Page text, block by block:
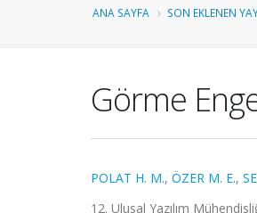
ANA SAYFA SON EKLENEN
Görme
POLAT H. M., ÖZER M. E.,
12. Ulusal Yazılım